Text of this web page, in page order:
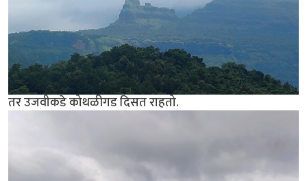
तर उजवीकडे कोथळीगड दिसत राहतो.